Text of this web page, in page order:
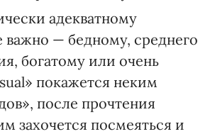
адекватному
важно — бедному, среднего
богатому или очень
покажется неким
после прочтения
захочется посмеяться и